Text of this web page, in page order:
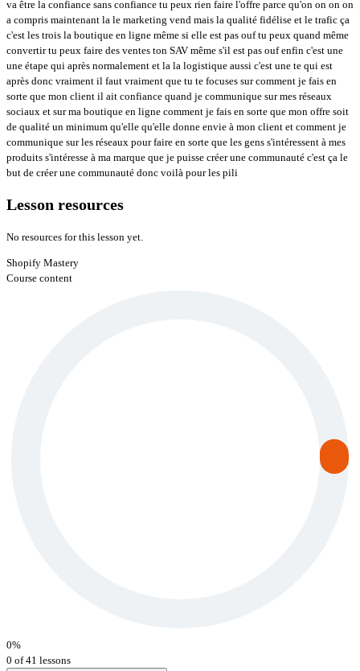
va être la confiance sans confiance tu peux rien faire l'offre parce qu'on on on on
a compris maintenant la le marketing vend mais la qualité fidélise et le trafic ça
c'est les trois la boutique en ligne même si elle est pas ouf tu peux quand même
convertir tu peux faire des ventes ton SAV même s'il est pas ouf enfin c'est une
une étape qui après normalement et la la logistique aussi c'est une te qui est
après donc vraiment il faut vraiment que tu te focuses sur comment je fais en
sorte que mon client il ait confiance quand je communique sur mes réseaux
sociaux et sur ma boutique en ligne comment je fais en sorte que mon offre soit
de qualité un minimum qu'elle qu'elle donne envie à mon client et comment je
communique sur les réseaux pour faire en sorte que les gens s'intéressent à mes
produits s'intéresse à ma marque que je puisse créer une communauté c'est ça le
but de créer une communauté donc voilà pour les pili
Lesson resources
No resources for this lesson yet.
Shopify Mastery
Course content
0%
0 of 41 lessons